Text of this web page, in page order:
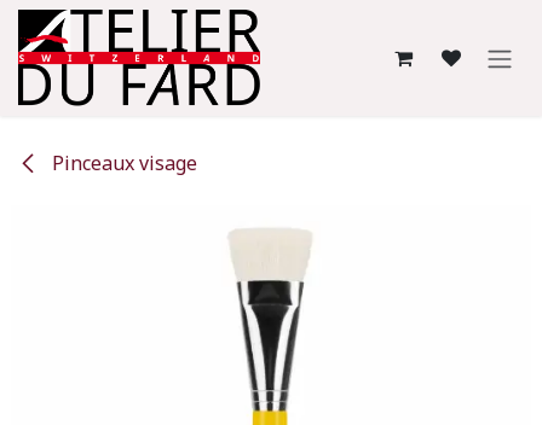
Se rendre au contenu
Pinceaux visage